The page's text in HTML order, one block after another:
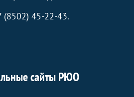
(8502) 45-22-43.
сайты РЮО